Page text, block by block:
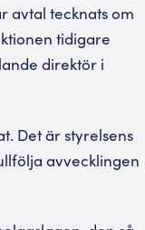
avtal tecknats om
tidigare
direktör i
Det är styrelsens
avvecklingen